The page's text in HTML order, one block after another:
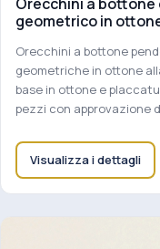
geometrico in
Orecchini a bottone
geometriche in ottone
base in ottone e
pezzi con approvazione
Visualizza i dettagli